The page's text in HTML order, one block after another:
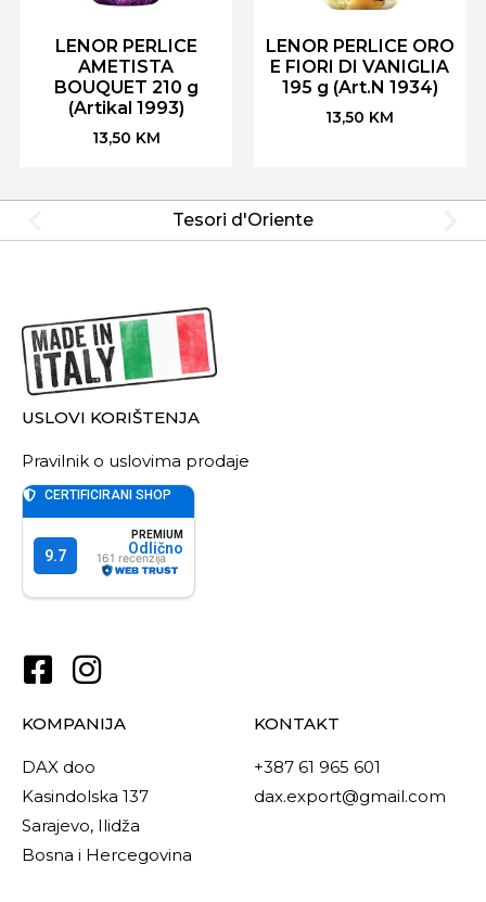
LENOR PERLICE
AMETISTA
BOUQUET 210 g
(Artikal 1993)
13,50 KM
LENOR PERLICE ORO
E FIORI DI VANIGLIA
195 g (Art.N 1934)
13,50 KM
Tesori d'Oriente
USLOVI KORIŠTENJA
Pravilnik o uslovima prodaje
KOMPANIJA
DAX doo
Kasindolska 137
Sarajevo, Ilidža
Bosna i Hercegovina
KONTAKT
+387 61 965 601
dax.export@gmail.com